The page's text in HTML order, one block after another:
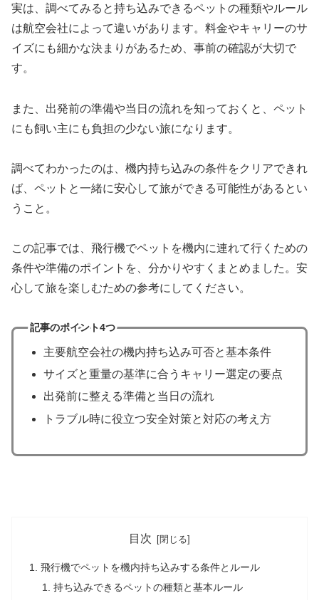
実は、調べてみると持ち込みできるペットの種類やルール
は航空会社によって違いがあります。料金やキャリーのサ
イズにも細かな決まりがあるため、事前の確認が大切で
す。
また、出発前の準備や当日の流れを知っておくと、ペット
にも飼い主にも負担の少ない旅になります。
調べてわかったのは、機内持ち込みの条件をクリアできれ
ば、ペットと一緒に安心して旅ができる可能性があるとい
うこと。
この記事では、飛行機でペットを機内に連れて行くための
条件や準備のポイントを、分かりやすくまとめました。安
心して旅を楽しむための参考にしてください。
記事のポイント4つ
主要航空会社の機内持ち込み可否と基本条件
サイズと重量の基準に合うキャリー選定の要点
出発前に整える準備と当日の流れ
トラブル時に役立つ安全対策と対応の考え方
目次
飛行機でペットを機内持ち込みする条件とルール
持ち込みできるペットの種類と基本ルール